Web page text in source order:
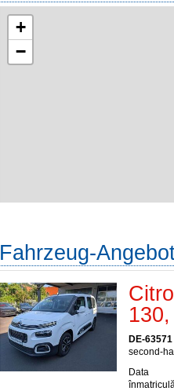
+
−
Fahrzeug-
DE-
second-
Data